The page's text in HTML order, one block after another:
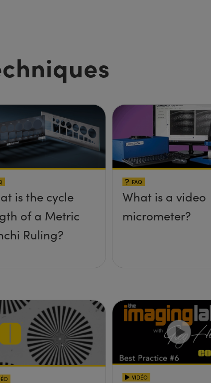
is the cycle
of a Metric
Ruling?
FAQ
What is a video
micrometer?
VIDÉO